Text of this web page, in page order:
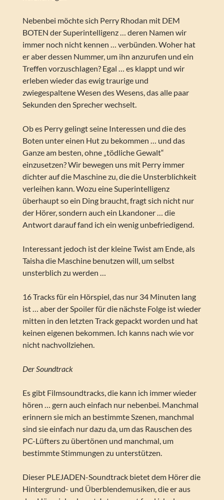
Nebenbei möchte sich Perry Rhodan mit DEM
BOTEN der Superintelligenz … deren Namen wir
immer noch nicht kennen … verbünden. Woher hat
er aber dessen Nummer, um ihn anzurufen und ein
Treffen vorzuschlagen? Egal … es klappt und wir
erleben wieder das ewig traurige und
zwiegespaltene Wesen des Wesens, das alle paar
Sekunden den Sprecher wechselt.
Ob es Perry gelingt seine Interessen und die des
Boten unter einen Hut zu bekommen … und das
Ganze am besten, ohne „tödliche Gewalt“
einzusetzen? Wir bewegen uns mit Perry immer
dichter auf die Maschine zu, die die Unsterblichkeit
verleihen kann. Wozu eine Superintelligenz
überhaupt so ein Ding braucht, fragt sich nicht nur
der Hörer, sondern auch ein Lkandoner … die
Antwort darauf fand ich ein wenig unbefriedigend.
Interessant jedoch ist der kleine Twist am Ende, als
Taisha die Maschine benutzen will, um selbst
unsterblich zu werden …
16 Tracks für ein Hörspiel, das nur 34 Minuten lang
ist … aber der Spoiler für die nächste Folge ist wieder
mitten in den letzten Track gepackt worden und hat
keinen eigenen bekommen. Ich kanns nach wie vor
nicht nachvollziehen.
Der Soundtrack
Es gibt Filmsoundtracks, die kann ich immer wieder
hören … gern auch einfach nur nebenbei. Manchmal
erinnern sie mich an bestimmte Szenen, manchmal
sind sie einfach nur dazu da, um das Rauschen des
PC-Lüfters zu übertönen und manchmal, um
bestimmte Stimmungen zu unterstützen.
Dieser PLEJADEN-Soundtrack bietet dem Hörer die
Hintergrund- und Überblendemusiken, die er aus